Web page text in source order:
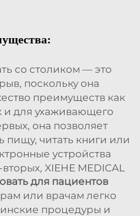
со столиком — это
поскольку она
преимуществ как
и для ухаживающего
она позволяет
пищу, читать книги или
устройства
XIEHE MEDICAL
для пациентов
или врачам легко
процедуры и